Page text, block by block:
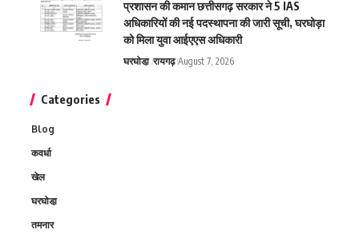
प्रशासन की कमान छत्तीसगढ़ सरकार ने 5 IAS
अधिकारियों की नई पदस्थापना की जारी सूची, घरघोड़ा
को मिला युवा आईएएस अधिकारी
घरघोडा़ रायगढ़ August 7, 2026
Categories
Blog
कवर्धा
खेल
घरघोडा़
तमनार